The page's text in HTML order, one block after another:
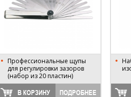
Профессиональные щупы
для регулировки зазоров
(набор из 20 пластин)
В КОРЗИНУ ПОДРОБНЕЕ